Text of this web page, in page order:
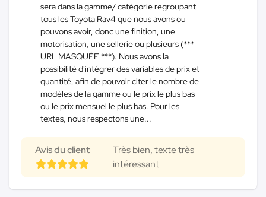
sera dans la gamme/ catégorie regroupant
tous les Toyota Rav4 que nous avons ou
pouvons avoir, donc une finition, une
motorisation, une sellerie ou plusieurs (***
URL MASQUÉE ***). Nous avons la
possibilité d'intégrer des variables de prix et
quantité, afin de pouvoir citer le nombre de
modèles de la gamme ou le prix le plus bas
ou le prix mensuel le plus bas. Pour les
textes, nous respectons une...
Avis du client
Très bien, texte très
intéressant